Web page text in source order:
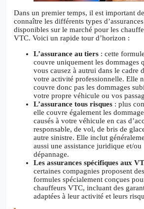
Dans un premier temps, il est important de
connaître les différents types d’assurances
disponibles sur le marché pour les
VTC. Voici un rapide tour d’horizon :
L’assurance au tiers : cette formule
couvre uniquement les dommages
vous causez à autrui dans le cadre
votre activité professionnelle. Elle
couvre donc pas les dommages
votre propre véhicule ou vos
L’assurance tous risques : plus
elle couvre également les
causés à votre véhicule en cas
responsable, de vol, de bris de
autre sinistre. Elle inclut
aussi une assistance juridique et/ou
dépannage.
Les assurances spécifiques aux
certaines compagnies proposent des
formules spécialement conçues
chauffeurs VTC, incluant des
adaptées à leur activité et leurs